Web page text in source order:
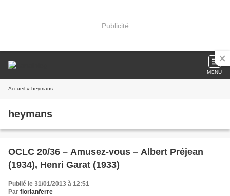
Publicité
MENU
Accueil » heymans
heymans
OCLC 20/36 – Amusez-vous – Albert Préjean
(1934), Henri Garat (1933)
Publié le 31/01/2013 à 12:51
Par florianferre